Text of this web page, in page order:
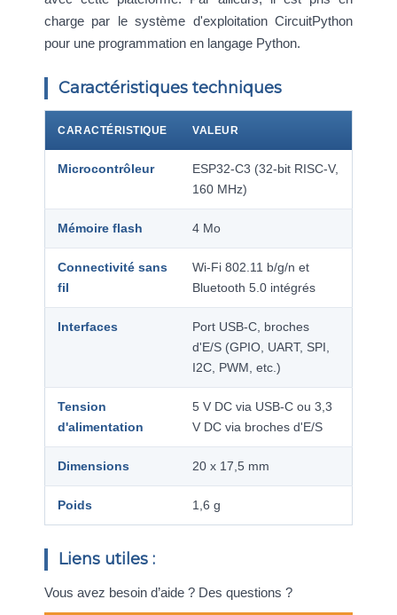
charge par le système d'exploitation CircuitPython
pour une programmation en langage Python.
Caractéristiques techniques
CARACTÉRISTIQUE VALEUR
Microcontrôleur
ESP32-C3 (32-bit RISC-V,
160 MHz)
Mémoire flash 4 Mo
Connectivité sans
fil
Wi-Fi 802.11 b/g/n et
Bluetooth 5.0 intégrés
Interfaces
Port USB-C, broches
d'E/S (GPIO, UART, SPI,
I2C, PWM, etc.)
Tension
d'alimentation
5 V DC via USB-C ou 3,3
V DC via broches d'E/S
Dimensions 20 x 17,5 mm
Poids 1,6 g
Liens utiles :
Vous avez besoin d’aide ? Des questions ?